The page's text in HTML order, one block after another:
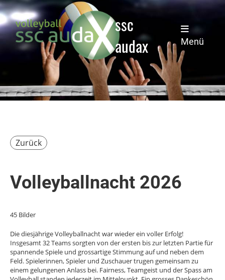
ssc
audax
Menü
Zurück
Volleyballnacht 2026
45 Bilder
Die diesjährige Volleyballnacht war wieder ein voller Erfolg!
Insgesamt 32 Teams sorgten von der ersten bis zur letzten Partie für
spannende Spiele und grossartige Stimmung auf und neben dem
Feld. Spielerinnen, Spieler und Zuschauer trugen gemeinsam zu
einem gelungenen Anlass bei. Fairness, Teamgeist und der Spass am